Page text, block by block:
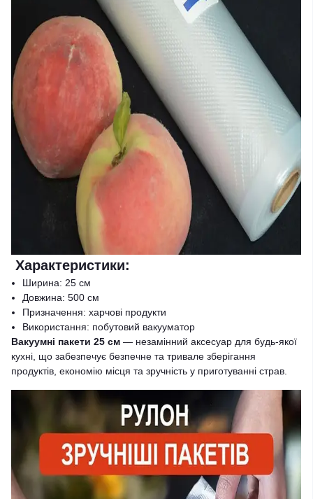
Характеристики:
Ширина: 25 см
Довжина: 500 см
Призначення: харчові продукти
Використання: побутовий вакууматор
Вакуумні пакети 25 см — незамінний аксесуар для будь-якої
кухні, що забезпечує безпечне та тривале зберігання
продуктів, економію місця та зручність у приготуванні страв.